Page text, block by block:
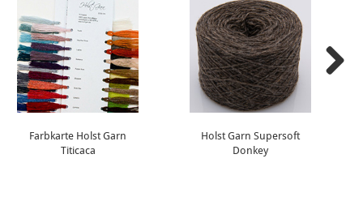
Farbkarte Holst Garn
Titicaca
Holst Garn Supersoft
Donkey